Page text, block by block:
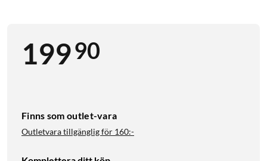
19990
Finns som outlet-vara
Outletvara tillgänglig för 160:-